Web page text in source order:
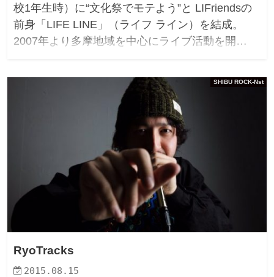
校1年生時）に“文化祭でモテよう”と LIFriendsの
前身「LIFE LINE」（ライフ ライン）を結成。
2007年より多摩地域を中心にライブ活動を開…
SHIBU ROCK-Nst
RyoTracks
2015.08.15